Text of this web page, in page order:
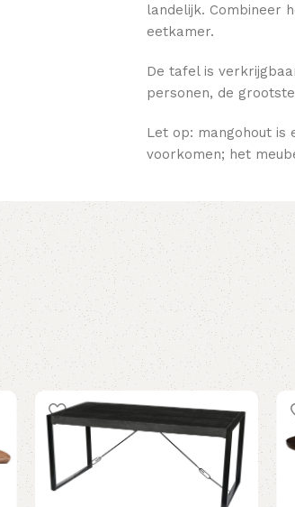
landelijk. Combineer
eetkamer.
De tafel is
personen, de
Let op: mangohout is
voorkomen; het